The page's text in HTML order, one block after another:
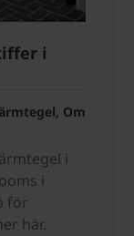
i
Om
i
i
för
här.